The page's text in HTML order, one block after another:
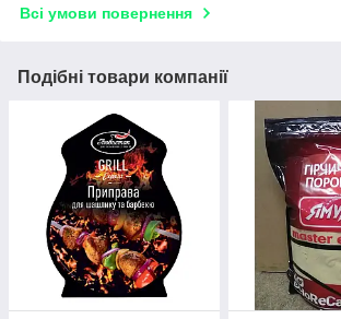
Всі умови повернення
Подібні товари компанії